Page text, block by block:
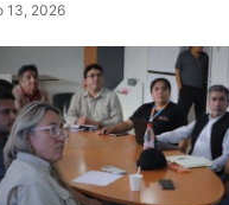
13, 2026